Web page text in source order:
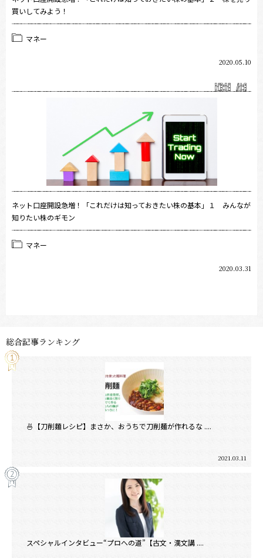
買いしてみよう！
マネー
2020.05.10
ネット口座開設急増！「これだけは知っておきたい株の基本」１ みんなが
知りたい株のギモン
マネー
2020.03.31
総合記事ランキング
🍜【刀削麵レシピ】まさか、おうちで刀削麺が作れるな ....
2021.03.11
スペシャルインタビュー“プロへの道”【古文・漢文講 ....